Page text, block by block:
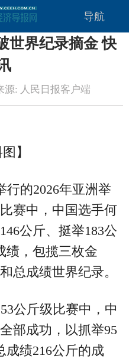
导航
世界纪录摘金 快
源: 人民日报客户端
】
行的2026年亚洲举
赛中，中国选手何
公斤、挺举183公
绩，包揽三枚金
总成绩世界纪录。
公斤级比赛中，中
部成功，以抓举95
成绩216公斤的成